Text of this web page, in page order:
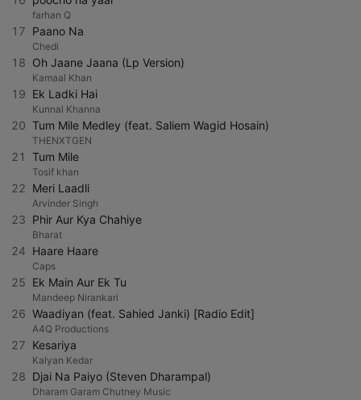
farhan Q
17 Paano Na
Chedi
18 Oh Jaane Jaana (Lp Version)
Kamaal Khan
19 Ek Ladki Hai
Kunnal Khanna
20 Tum Mile Medley (feat. Saliem Wagid Hosain)
THENXTGEN
21 Tum Mile
Tosif khan
22 Meri Laadli
Arvinder Singh
23 Phir Aur Kya Chahiye
Bharat
24 Haare Haare
Caps
25 Ek Main Aur Ek Tu
Mandeep Nirankari
26 Waadiyan (feat. Sahied Janki) [Radio Edit]
A4Q Productions
27 Kesariya
Kalyan Kedar
28 Djai Na Paiyo (Steven Dharampal)
Dharam Garam Chutney Music